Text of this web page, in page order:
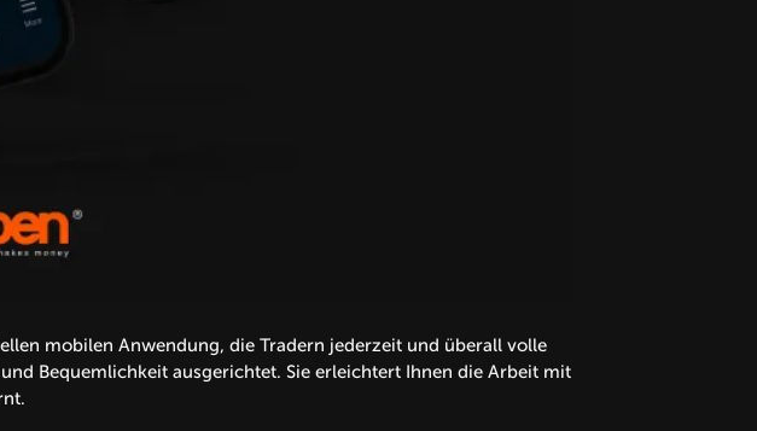
mobilen Anwendung, die Tradern jederzeit und überall volle
Bequemlichkeit ausgerichtet. Sie erleichtert Ihnen die Arbeit mit